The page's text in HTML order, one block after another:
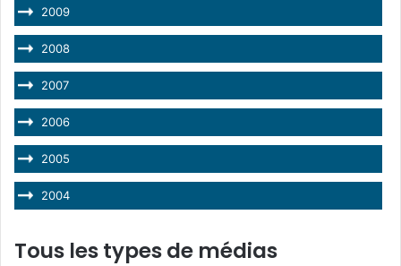
2009
2008
2007
2006
2005
2004
Tous les types de médias